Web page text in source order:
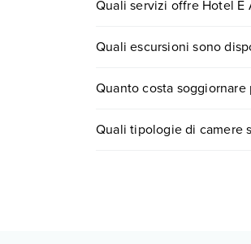
Quali servizi offre Hotel E
in aree comuni.
Quali escursioni sono
numero 0721.17231 o
Quanto costa
scegli quando partire.
Quali tipologie di camere